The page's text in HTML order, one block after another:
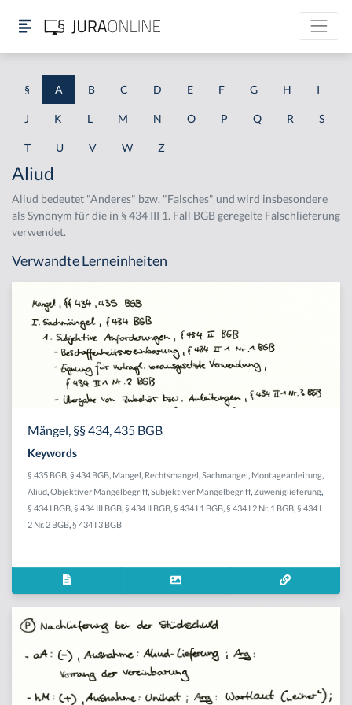
§ A B C D E F G H I
J K L M N O P Q R S
T U V W Z
Aliud
Aliud bedeutet "Anderes" bzw. "Falsches" und wird insbesondere
als Synonym für die in § 434 III 1. Fall BGB geregelte Falschlieferung
verwendet.
Verwandte Lerneinheiten
Mängel, §§ 434, 435 BGB
Keywords
§ 435 BGB § 434 BGB Mangel Rechtsmangel Sachmangel Montageanleitung
Aliud Objektiver Mangelbegriff, Subjektiver Mangelbegriff, Zuweniglieferung
§ 434 I BGB § 434 III BGB § 434 II BGB § 434 I 1 BGB § 434 I 2 Nr. 1 BGB § 434 I
2 Nr. 2 BGB § 434 I 3 BGB